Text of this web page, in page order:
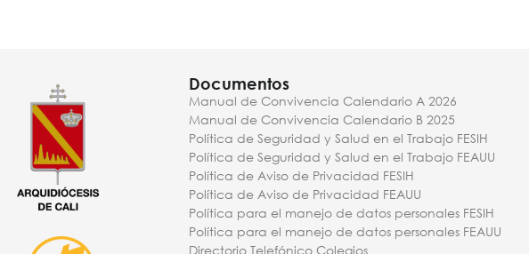
Documentos
Manual de Convivencia Calendario A 2026
Manual de Convivencia Calendario B 2025
Política de Seguridad y Salud en el Trabajo FESIH
Política de Seguridad y Salud en el Trabajo FEAUU
Política de Aviso de Privacidad FESIH
Política de Aviso de Privacidad FEAUU
Política para el manejo de datos personales FESIH
Política para el manejo de datos personales FEAUU
Directorio Telefónico Colegios